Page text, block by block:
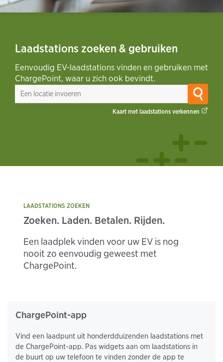
Laadstations zoeken & gebruiken
Eenvoudig EV-laadstations vinden en gebruiken met
ChargePoint, waar u zich ook bevindt.
Kaart met laadstations verkennen
LAADSTATIONS ZOEKEN
Zoeken. Laden. Betalen. Rijden.
Een laadplek vinden voor uw EV is nog
nooit zo eenvoudig geweest met
ChargePoint.
ChargePoint-app
Vind een laadpunt uit honderdduizenden laadstations met
de ChargePoint-app. Pas widgets aan om laadstations in
de buurt op uw telefoon te vinden zonder de app te